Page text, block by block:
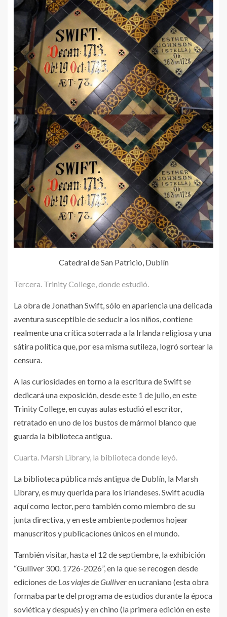
Catedral de San Patricio, Dublín
Tercera. Trinity College, donde estudió.
La obra de Jonathan Swift, sólo en apariencia una delicada
aventura susceptible de seducir a los niños, contiene
realmente una crítica soterrada a la Irlanda religiosa y una
sátira política que, por esa misma sutileza, logró sortear la
censura.
A las curiosidades en torno a la escritura de Swift se
dedicará una exposición, desde este 1 de julio, en este
Trinity College, en cuyas aulas estudió el escritor,
retratado en uno de los bustos de mármol blanco que
guarda la biblioteca antigua.
Cuarta. Marsh Library, la biblioteca donde leyó.
La biblioteca pública más antigua de Dublín, la Marsh
Library, es muy querida para los irlandeses. Swift acudía
aquí como lector, pero también como miembro de su
junta directiva, y en este ambiente podemos hojear
manuscritos y publicaciones únicos en el mundo.
También visitar, hasta el 12 de septiembre, la exhibición
“Gulliver 300. 1726-2026”, en la que se recogen desde
ediciones de Los viajes de Gulliveren ucraniano (esta obra
formaba parte del programa de estudios durante la época
soviética y después) y en chino (la primera edición en este